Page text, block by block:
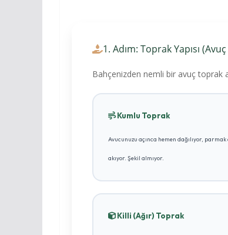
1. Adım: Toprak Yapısı
Bahçenizden nemli bir avuç toprak
Kumlu Toprak
Avucunuzu açınca hemen dağılıyor,
akıyor. Şekil almıyor.
Killi (Ağır) Toprak